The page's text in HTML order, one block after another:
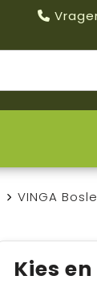
VINGA
Kies